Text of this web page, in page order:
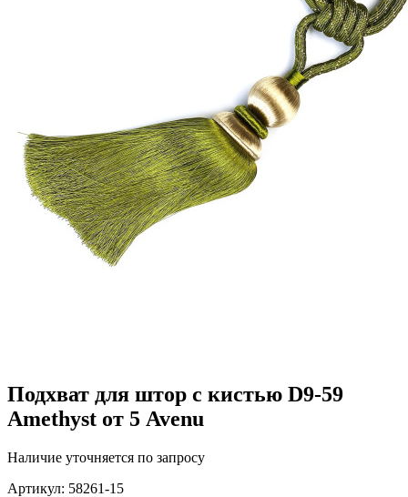
Подхват для штор с кистью D9-59
Amethyst от 5 Avenu
Наличие уточняется по запросу
Артикул: 58261-15